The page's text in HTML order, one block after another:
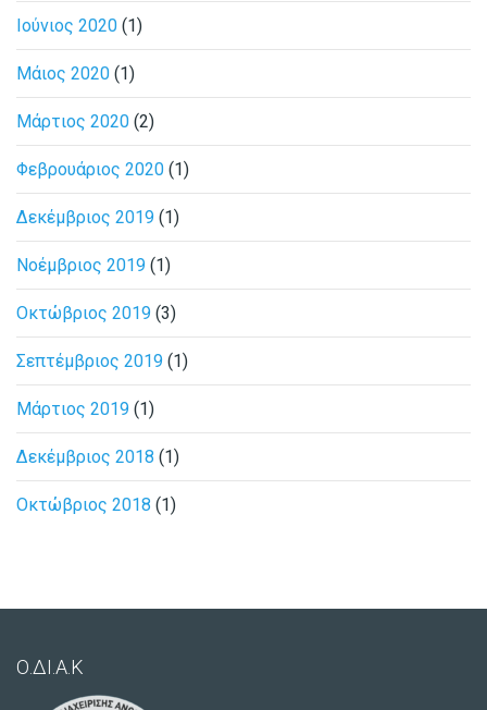
Ιούνιος 2020 (1)
Μάιος 2020 (1)
Μάρτιος 2020 (2)
Φεβρουάριος 2020 (1)
Δεκέμβριος 2019 (1)
Νοέμβριος 2019 (1)
Οκτώβριος 2019 (3)
Σεπτέμβριος 2019 (1)
Μάρτιος 2019 (1)
Δεκέμβριος 2018 (1)
Οκτώβριος 2018 (1)
Ο.ΔΙ.Α.Κ